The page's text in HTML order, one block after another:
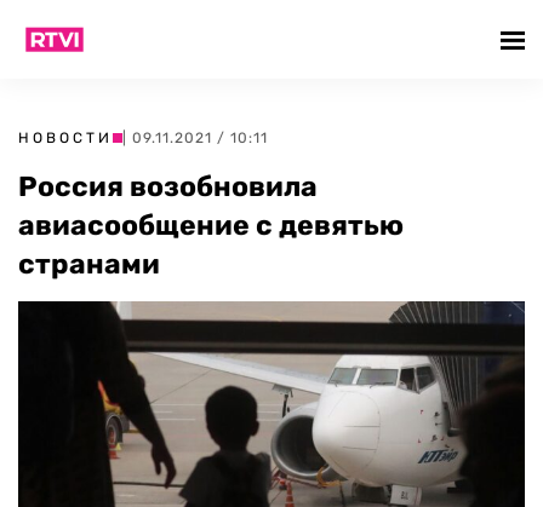
НОВОСТИ | 09.11.2021 / 10:11
Россия возобновила
авиасообщение с девятью
странами